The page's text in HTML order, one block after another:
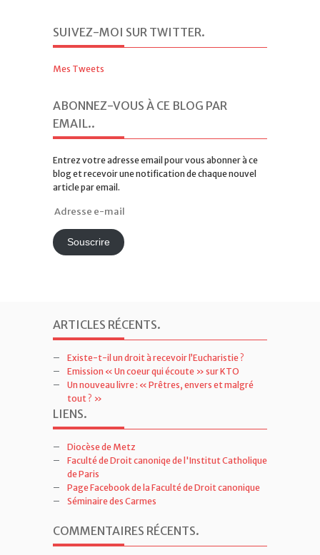
SUIVEZ-MOI SUR TWITTER.
Mes Tweets
ABONNEZ-VOUS À CE BLOG PAR
EMAIL..
Entrez votre adresse email pour vous abonner à ce
blog et recevoir une notification de chaque nouvel
article par email.
Adresse
mailSouscrire
ARTICLES RÉCENTS.
Existe-t-il un droit à recevoir l’Eucharistie ?
Emission « Un coeur qui écoute » sur KTO
Un nouveau livre : « Prêtres, envers et malgré
tout ? »
LIENS.
Diocèse de Metz
Faculté de Droit canoniqe de l'Institut Catholique
de Paris
Page Facebook de la Faculté de Droit canonique
Séminaire des Carmes
COMMENTAIRES RÉCENTS.